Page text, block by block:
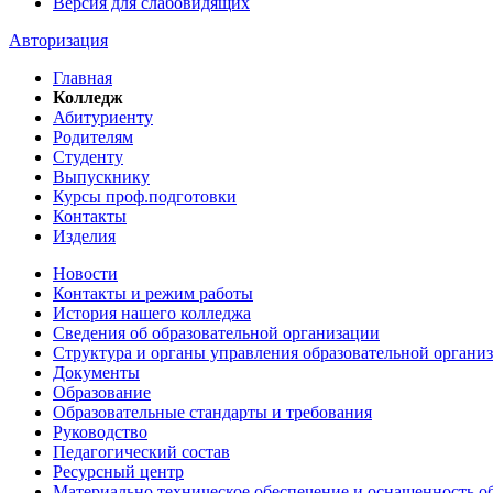
Авторизация
Главная
Колледж
Абитуриенту
Родителям
Студенту
Выпускнику
Курсы проф.подготовки
Контакты
Изделия
Новости
Контакты и режим работы
История нашего колледжа
Сведения об образовательной организации
Структура и органы управления образовательной
Документы
Образование
Образовательные стандарты и требования
Руководство
Педагогический состав
Ресурсный центр